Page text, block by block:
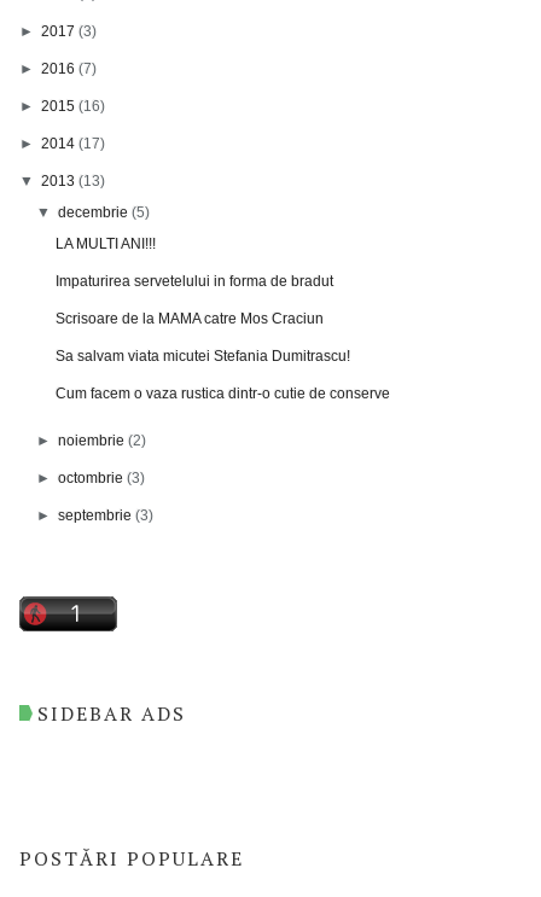
► 2017 (3)
► 2016 (7)
► 2015 (16)
► 2014 (17)
▼ 2013 (13)
▼decembrie(5)
LA MULTI ANI!!!
Impaturirea servetelului in forma de bradut
Scrisoare de la MAMA catre Mos Craciun
Sa salvam viata micutei Stefania Dumitrascu!
Cum facem o vaza rustica dintr-o cutie de conserve
►noiembrie(2)
►octombrie(3)
►septembrie(3)
SIDEBAR ADS
POSTĂRI POPULARE